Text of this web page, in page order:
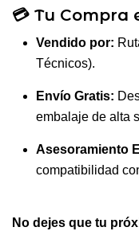
💳 Tu Compra
Vendido por:
Técnicos).
Envío Gratis:
embalaje de alta
Asesoramiento
compatibilidad
No dejes que tu